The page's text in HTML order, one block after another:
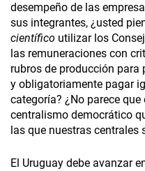
desempeño de las
sus integrantes, ¿usted
científico utilizar los
las remuneraciones con
rubros de producción
y obligatoriamente pagar
categoría? ¿No parece
centralismo democrático
las que nuestras
El Uruguay debe avanzar